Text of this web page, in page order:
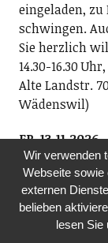
eingeladen,
schwingen.
Sie herzlich
14.30-16.30
Alte Landstr.
Wädenswil)
FR, 13.11.2026
LETʼS DANCE
Verein Letʼs
Wir spielen
Original-Vinyl-
zum Tanzen
Wir verwenden
Webseite sowie
externen
belieben
lesen Sie